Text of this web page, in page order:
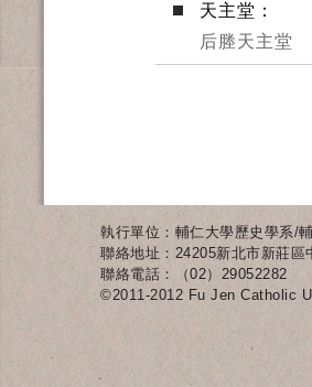
天主堂：
后塍天主堂
執行單位：輔仁大學歷史學系/
聯絡地址：24205新北市新莊
聯絡電話：（02）29052282
©2011-2012 Fu Jen Catholic